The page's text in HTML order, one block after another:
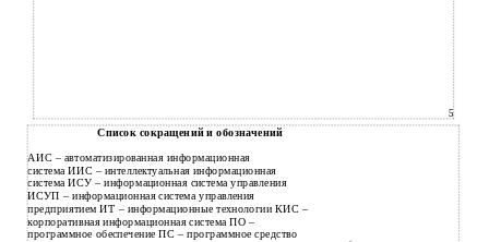
5
Список сокращений и обозначений
АИС – автоматизированная информационная
система ИИС – интеллектуальная информационная
система ИСУ – информационная система управления
ИСУП – информационная система управления
предприятием ИТ – информационные технологии КИС –
корпоративная информационная система ПО –
программное обеспечение ПС – программное средство